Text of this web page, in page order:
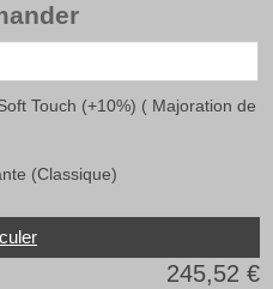
Touch (+10%) ( Majoration de
(Classique)
245,52 €